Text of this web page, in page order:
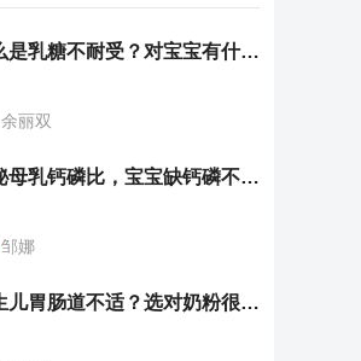
什么是乳糖不耐受？对宝宝有什么影响？
余丽双
揭秘母乳钙磷比，宝宝缺钙磷不再愁
邹娜
新生儿胃肠道不适？选对奶粉很重要！